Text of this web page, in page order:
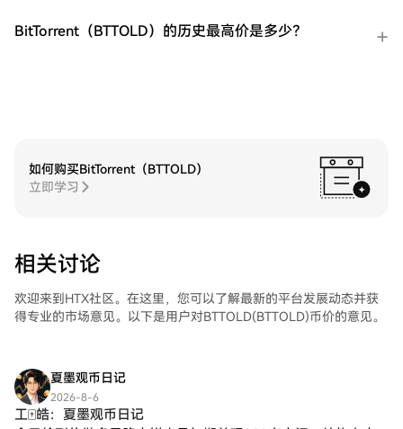
控。HTX为初学者和经验丰富的交易者提供
了友好的用户体验。
BitTorrent（BTTOLD）的历史最高价是多少？
如何购买BitTorrent（BTTOLD）
立即学习
相关讨论
欢迎来到HTX社区。在这里，您可以了解最新的平台发展动态并获
得专业的市场意见。以下是用户对BTTOLD(BTTOLD)币价的意见。
夏墨观币日记
2026-8-6
工🀄️皓：夏墨观币日记